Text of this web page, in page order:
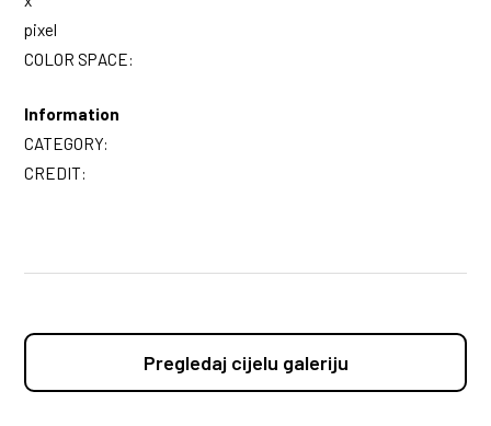
pixel
COLOR SPACE:
Information
CATEGORY:
CREDIT:
Pregledaj cijelu galeriju